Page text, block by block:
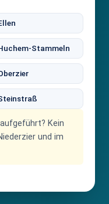
Stammeln
Kein
und im